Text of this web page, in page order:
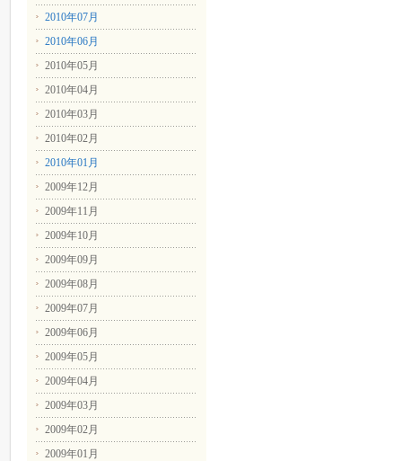
2010年07月
2010年06月
2010年05月
2010年04月
2010年03月
2010年02月
2010年01月
2009年12月
2009年11月
2009年10月
2009年09月
2009年08月
2009年07月
2009年06月
2009年05月
2009年04月
2009年03月
2009年02月
2009年01月